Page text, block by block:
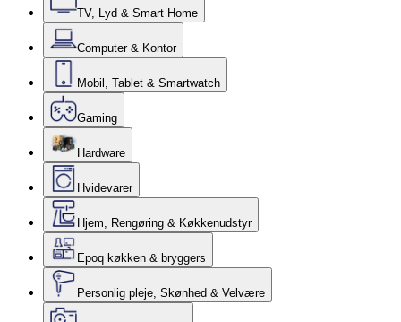
TV, Lyd & Smart Home
Computer & Kontor
Mobil, Tablet & Smartwatch
Gaming
Hardware
Hvidevarer
Hjem, Rengøring & Køkkenudstyr
Epoq køkken & bryggers
Personlig pleje, Skønhed & Velvære